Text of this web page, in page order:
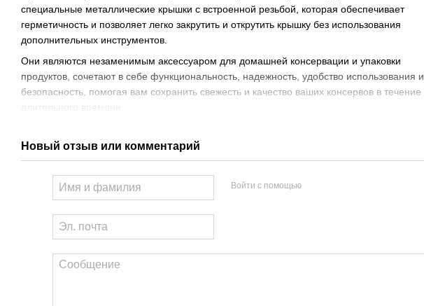
специальные металлические крышки с встроенной резьбой, которая обеспечивает
герметичность и позволяет легко закрутить и открутить крышку без использования
дополнительных инструментов.
Они являются незаменимым аксессуаром для домашней консервации и упаковки
продуктов, сочетают в себе функциональность, надежность, удобство использования и
безопасность, помогая вам сохранить свежесть и качество ваших консервов в течение
Новый отзыв или комментарий
Войти с помощью